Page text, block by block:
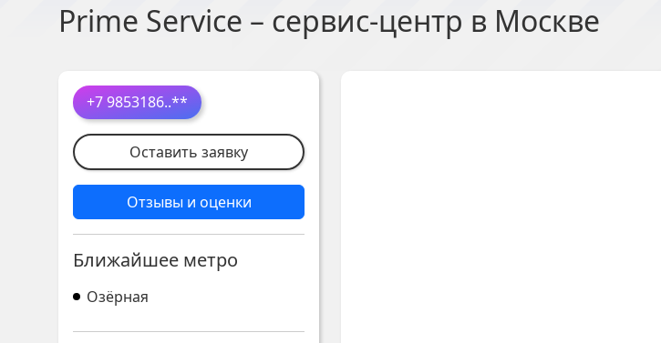
Prime Service – сервис-центр в Москве
+7 9853186..**
Оставить заявку
Отзывы и оценки
Ближайшее метро
Озёрная